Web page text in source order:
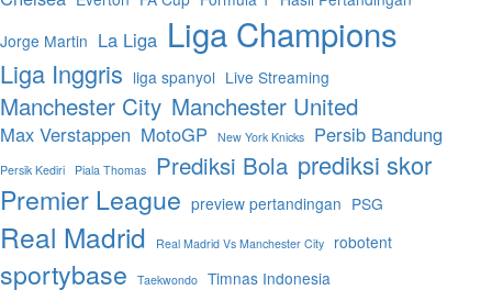
Jorge Martin La Liga Liga Champions
Liga Inggris liga spanyol Live Streaming
Manchester City Manchester United
Max Verstappen MotoGP New York Knicks Persib Bandung
Persik Kediri Piala Thomas Prediksi Bola prediksi skor
Premier League preview pertandingan PSG
Real Madrid Real Madrid Vs Manchester City robotent
sportybase Taekwondo Timnas Indonesia